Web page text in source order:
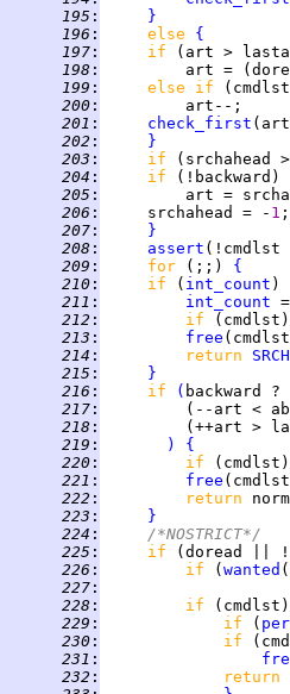
195 :
}
196 : else {
197 :
if
198 :
art =
199 :
else if
200 :
201 :
check_first
202 :
}
203 : if
(srchahead
204 : if
205 :
art =
206 :
     srchahead = -
1
207 :
}
208 :
assert
209 : for (;;) {
210 : if ( int_count )
211 : int_count
212 :
if
213 :
free
214 : return
215 :
}
216 : if (
217 :
218 :
219 : )
{
220 :
if
221 :
free
222 :
return
223 :
}
224 :
/*NOSTRICT*/
225 : if
(doread || !
226 : if ( wanted
227 :
228 : if
229 : if (
230 :
if
231 :
232 :
return